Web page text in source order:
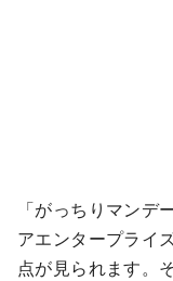
「がっちりマンデ
アエンタープライ
点が見られます。